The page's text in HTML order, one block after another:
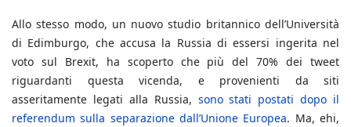
Allo stesso modo, un nuovo studio britannico dell’Università
di Edimburgo, che accusa la Russia di essersi ingerita nel
voto sul Brexit, ha scoperto che più del 70% dei tweet
riguardanti questa vicenda, e provenienti da siti
asseritamente legati alla Russia, sono stati postati dopo il
referendum sulla separazione dall’Unione Europea. Ma, ehi,